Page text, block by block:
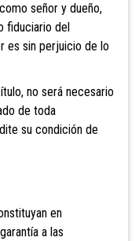
señor y dueño,
fiduciario del
es sin perjuicio de lo
no será necesario
de toda
su condición de
en
a las